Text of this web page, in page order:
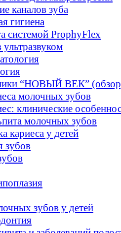
каналов зуба
гигиена
системой ProphyFlex
“НОВЫЙ ВЕК”
молочных зубов
клинические
молочных зубов
кариеса у детей
зубов
зубов у детей